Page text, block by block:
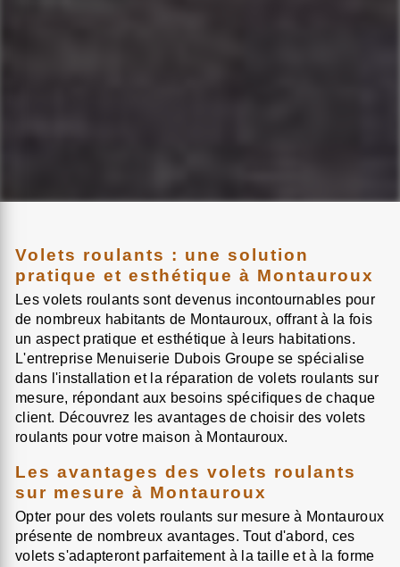
Volets roulants : une solution
pratique et esthétique à Montauroux
Les volets roulants sont devenus incontournables pour
de nombreux habitants de Montauroux, offrant à la fois
un aspect pratique et esthétique à leurs habitations.
L'entreprise Menuiserie Dubois Groupe se spécialise
dans l'installation et la réparation de volets roulants sur
mesure, répondant aux besoins spécifiques de chaque
client. Découvrez les avantages de choisir des volets
roulants pour votre maison à Montauroux.
Les avantages des volets roulants
sur mesure à Montauroux
Opter pour des volets roulants sur mesure à Montauroux
présente de nombreux avantages. Tout d'abord, ces
volets s'adapteront parfaitement à la taille et à la forme